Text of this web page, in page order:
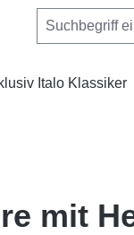
Italo Klassiker
mit